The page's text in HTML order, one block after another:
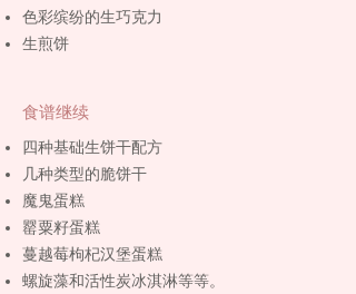
色彩缤纷的生巧克力
生煎饼
食谱继续
四种基础生饼干配方
几种类型的脆饼干
魔鬼蛋糕
罂粟籽蛋糕
蔓越莓枸杞汉堡蛋糕
螺旋藻和活性炭冰淇淋等等。